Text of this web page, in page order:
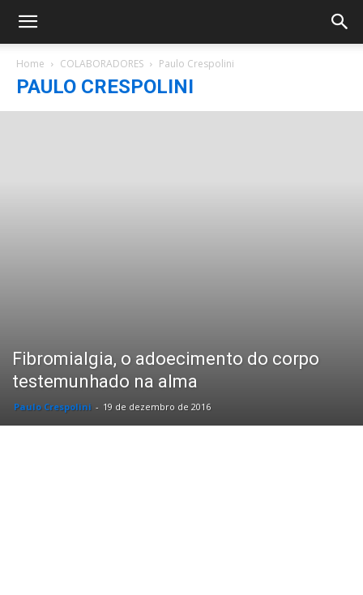
Home COLABORADORES Paulo Crespolini
PAULO CRESPOLINI
Fibromialgia, o adoecimento do corpo
testemunhado na alma
Paulo Crespolini - 19 de dezembro de 2016